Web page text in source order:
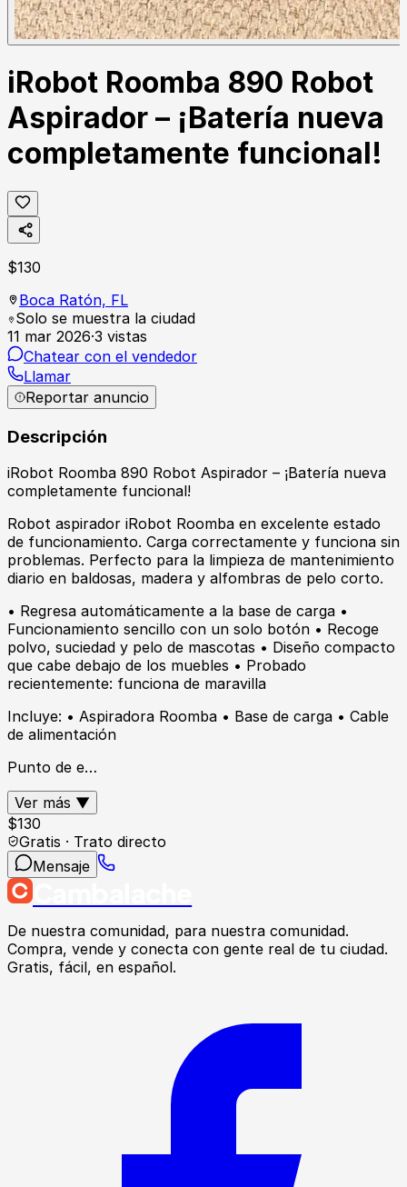
iRobot Roomba 890 Robot
Aspirador – ¡Batería nueva
completamente funcional!
$130
Boca Ratón, FL
Solo se muestra la ciudad
11 mar 2026·3 vistas
Chatear con el vendedor
Llamar
Reportar anuncio
Descripción
iRobot Roomba 890 Robot Aspirador – ¡Batería nueva
completamente funcional!
Robot aspirador iRobot Roomba en excelente estado
de funcionamiento. Carga correctamente y funciona sin
problemas. Perfecto para la limpieza de mantenimiento
diario en baldosas, madera y alfombras de pelo corto.
• Regresa automáticamente a la base de carga •
Funcionamiento sencillo con un solo botón • Recoge
polvo, suciedad y pelo de mascotas • Diseño compacto
que cabe debajo de los muebles • Probado
recientemente: funciona de maravilla
Incluye: • Aspiradora Roomba • Base de carga • Cable
de alimentación
Punto de e…
Ver más ▼
$130
Gratis · Trato directo
Mensaje
De nuestra comunidad, para nuestra comunidad.
Compra, vende y conecta con gente real de tu ciudad.
Gratis, fácil, en español.